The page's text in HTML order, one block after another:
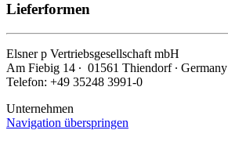
Lieferformen
Elsnerp Vertriebsgesellschaft mbH
Am Fiebig 14 ∙ 01561 Thiendorf ∙ Germany
Telefon: +49 35248 3991-0
Unternehmen
Navigation überspringen